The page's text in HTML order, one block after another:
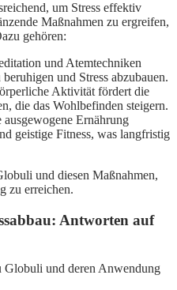
um Stress effektiv
Maßnahmen zu ergreifen,
gehören:
und Atemtechniken
und Stress abzubauen.
Aktivität fördert die
die das Wohlbefinden steigern.
ausgewogene Ernährung
geistige Fitness, was langfristig
und diesen Maßnahmen,
zu erreichen.
Antworten auf
Globuli und deren Anwendung